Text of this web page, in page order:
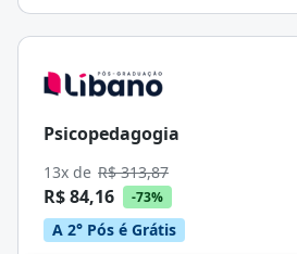
Psicopedagogia
13x de R$ 313,87
R$ 84,16 -73%
A 2° Pós é Grátis